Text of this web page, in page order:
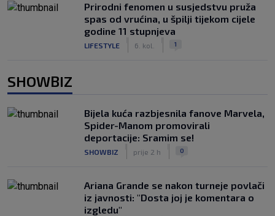
Prirodni fenomen u susjedstvu pruža
spas od vrućina, u špilji tijekom cijele
godine 11 stupnjeva
LIFESTYLE 6. kol. 1
SHOWBIZ
Bijela kuća razbjesnila fanove Marvela,
Spider-Manom promovirali
deportacije: Sramim se!
SHOWBIZ prije 2 h 0
Ariana Grande se nakon turneje povlači
iz javnosti: "Dosta joj je komentara o
izgledu"